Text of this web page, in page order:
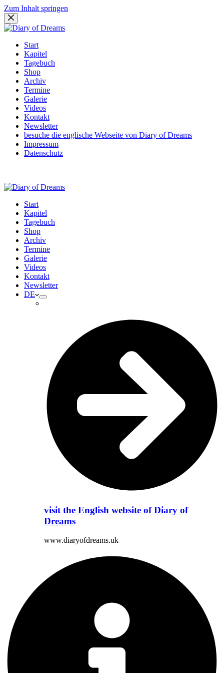
Zum Inhalt springen
Start
Kapitel
Tagebuch
Shop
Archiv
Termine
Galerie
Videos
Kontakt
Newsletter
besuche die englische Webseite von Diary of Dreams
Impressum
Datenschutz
Start
Kapitel
Tagebuch
Shop
Archiv
Termine
Galerie
Videos
Kontakt
Newsletter
DE
visit the English website of Diary of
Dreams
www.diaryofdreams.uk